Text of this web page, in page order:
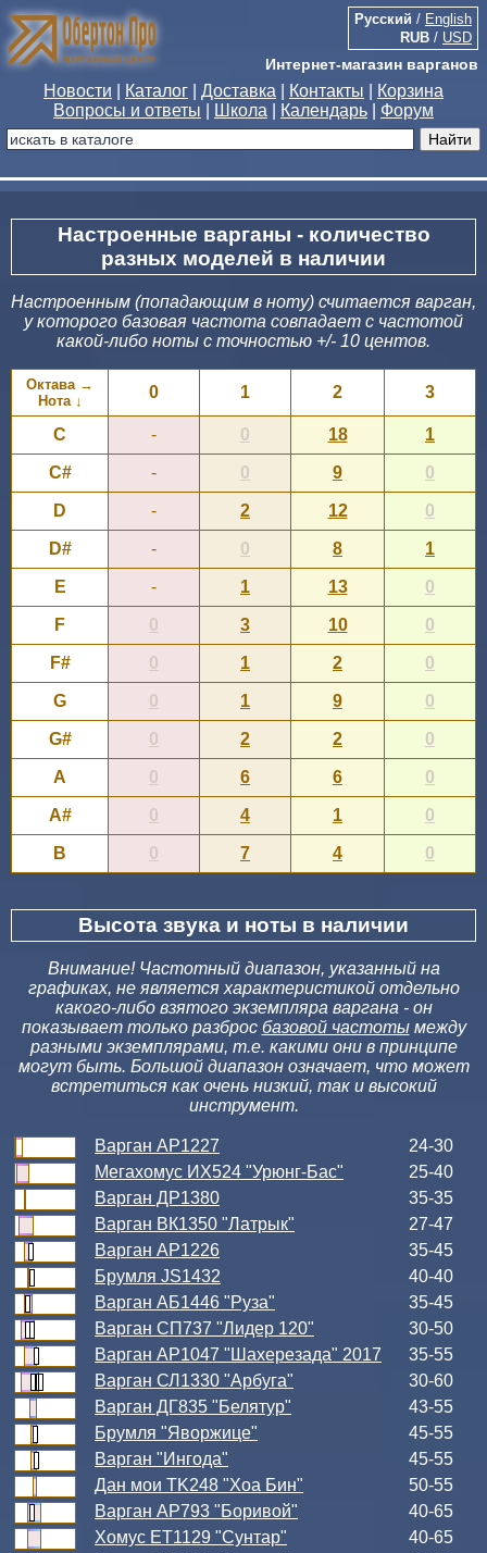
Интернет-магазин варганов
Русский / English
RUB / USD
Новости Каталог Доставка Контакты
Корзина
Вопросы и ответы
Школа Календарь Форум
Настроенные варганы - количество
разных моделей в наличии
Настроенным (попадающим в ноту) считается варган,
у которого базовая частота совпадает с частотой
какой-либо ноты с точностью +/- 10 центов.
Октава →
Нота ↓
0 1 2 3
C - 0 18 1
C# - 0 9 0
D - 2 12 0
D# - 0 8 1
E - 1 13 0
F 0 3 10 0
F# 0 1 2 0
G 0 1 9 0
G# 0 2 2 0
A 0 6 6 0
A# 0 4 1 0
B 0 7 4 0
Высота звука и ноты в наличии
Внимание! Частотный диапазон, указанный на
графиках, не является характеристикой отдельно
какого-либо взятого экземпляра варгана - он
показывает только разброс базовой частотымежду
разными экземплярами, т.е. какими они в принципе
могут быть. Большой диапазон означает, что может
встретиться как очень низкий, так и высокий
инструмент.
Варган АР1227
24-30
Мегахомус ИХ524 "Урюнг-Бас"
25-40
Варган ДР1380
35-35
Варган ВК1350 "Латрык"
27-47
Варган АР1226
35-45
Брумля JS1432
40-40
Варган АБ1446 "Руза"
35-45
Варган СП737 "Лидер 120"
30-50
Варган АР1047 "Шахерезада" 2017
35-55
Варган СЛ1330 "Арбуга"
30-60
Варган ДГ835 "Белятур"
43-55
Брумля "Яворжице"
45-55
Варган "Ингода"
45-55
Дан мои TK248 "Хоа Бин"
50-55
Варган АР793 "Боривой"
40-65
Хомус ЕТ1129 "Сунтар"
40-65